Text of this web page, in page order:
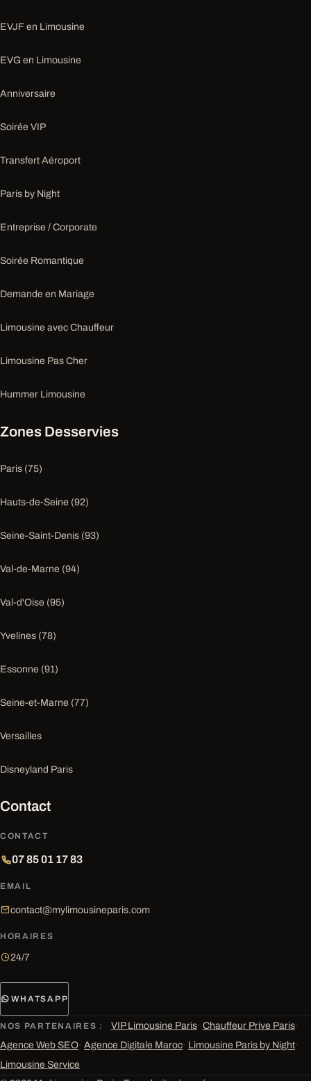
EVJF en Limousine
EVG en Limousine
Anniversaire
Soirée VIP
Transfert Aéroport
Paris by Night
Entreprise / Corporate
Soirée Romantique
Demande en Mariage
Limousine avec Chauffeur
Limousine Pas Cher
Hummer Limousine
Zones Desservies
Paris (75)
Hauts-de-Seine (92)
Seine-Saint-Denis (93)
Val-de-Marne (94)
Val-d'Oise (95)
Yvelines (78)
Essonne (91)
Seine-et-Marne (77)
Versailles
Disneyland Paris
Contact
CONTACT
07 85 01 17 83
EMAIL
contact@mylimousineparis.com
HORAIRES
24/7
WHATSAPP
NOS PARTENAIRES : VIP Limousine Paris· Chauffeur Prive Paris·
Agence Web SEO· Agence Digitale Maroc· Limousine Paris by Night·
Limousine Service